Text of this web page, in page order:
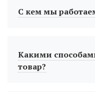
С кем мы
Какими
товар?